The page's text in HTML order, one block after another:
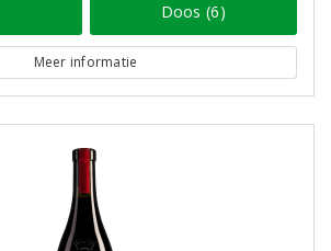
Doos (6)
Meer informatie